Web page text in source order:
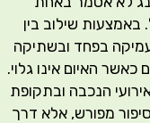
באמצעות שילוב בין
בפחד ובשתיקה
האיום אינו גלוי.
הנכבה ובתקופת
מפורש, אלא דרך